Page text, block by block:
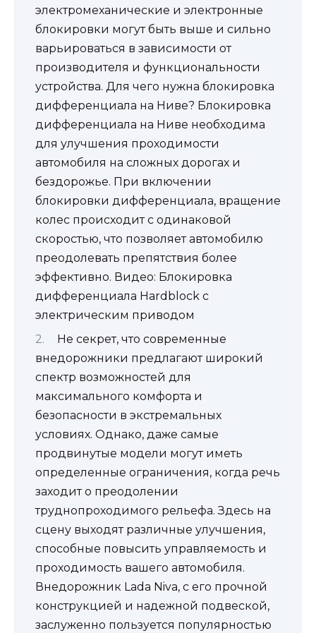
электромеханические и электронные
блокировки могут быть выше и сильно
варьироваться в зависимости от
производителя и функциональности
устройства. Для чего нужна блокировка
дифференциала на Ниве? Блокировка
дифференциала на Ниве необходима
для улучшения проходимости
автомобиля на сложных дорогах и
бездорожье. При включении
блокировки дифференциала, вращение
колес происходит с одинаковой
скоростью, что позволяет автомобилю
преодолевать препятствия более
эффективно. Видео: Блокировка
дифференциала Hardblock с
электрическим приводом
Не секрет, что современные
внедорожники предлагают широкий
спектр возможностей для
максимального комфорта и
безопасности в экстремальных
условиях. Однако, даже самые
продвинутые модели могут иметь
определенные ограничения, когда речь
заходит о преодолении
труднопроходимого рельефа. Здесь на
сцену выходят различные улучшения,
способные повысить управляемость и
проходимость вашего автомобиля.
Внедорожник Lada Niva, с его прочной
конструкцией и надежной подвеской,
заслуженно пользуется популярностью